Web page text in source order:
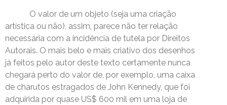
O valor de um objeto (seja uma criação
artística ou não), assim, parece não ter relação
necessária com a incidência de tutela por Direitos
Autorais. O mais belo e mais criativo dos desenhos
já feitos pelo autor deste texto certamente nunca
chegará perto do valor de, por exemplo, uma caixa
de charutos estragados de John Kennedy, que foi
adquirida por quase US$ 600 mil em uma loja de